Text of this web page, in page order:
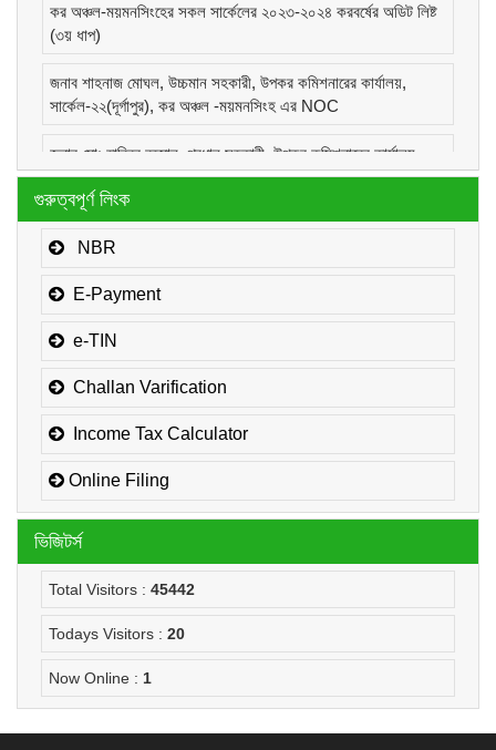
কর অঞ্চল-ময়মনসিংহের সকল সার্কেলের ২০২৩-২০২৪ করবর্ষের অডিট লিষ্ট
(৩য় ধাপ)
জনাব শাহনাজ মোঘল, উচ্চমান সহকারী, উপকর কমিশনারের কার্যালয়,
সার্কেল-২২(দূর্গাপুর), কর অঞ্চল -ময়মনসিংহ এর NOC
জনাব মোঃ হাবিবুর রহমান, প্রধান সহকারী, উপকর কমিশনারের কার্যালয়,
সার্কেল-১(কোম্পানীজ), কর অঞ্চল -ময়মনসিংহ এর NOC
জনাব মোঃ মোরাদুজ্জামান, সাঁট মুদ্রাক্ষরিক কাম-কম্পিউটার অপারেটর, উপকর
কমিশনারের কার্যালয়, সার্কেল-১(কোম্পানীজ), কর অঞ্চল -ময়মনসিংহ এর
গুরুত্বপূর্ণ লিংক
NBR
E-Payment
e-TIN
Challan Varification
Income Tax Calculator
Online Filing
ভিজিটর্স
Total Visitors : 45442
Todays Visitors : 20
Now Online : 1